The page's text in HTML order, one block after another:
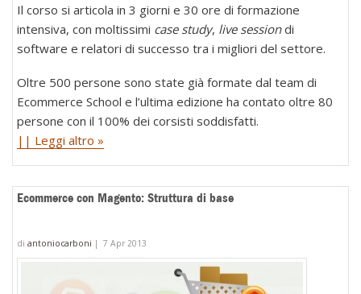
Il corso si articola in 3 giorni e 30 ore di formazione
intensiva, con moltissimi case study, live sessiondi
software e relatori di successo tra i migliori del settore.
Oltre 500 persone sono state già formate dal team di
Ecommerce School e l’ultima edizione ha contato oltre 80
persone con il 100% dei corsisti soddisfatti.
|| Leggi altro »
Ecommerce con Magento: Struttura di base
di antoniocarboni | 7 Apr 2013